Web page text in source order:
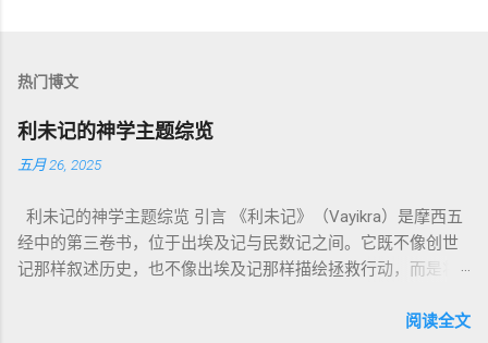
热门博文
利未记的神学主题综览
五月 26, 2025
利未记的神学主题综览 引言 《利未记》（Vayikra）是摩西五
经中的第三卷书，位于出埃及记与民数记之间。它既不像创世
记那样叙述历史，也不像出埃及记那样描绘拯救行动，而是将
内容看似仪式化，《利未记》却揭示了 神的临在如何规范人类
阅读全文